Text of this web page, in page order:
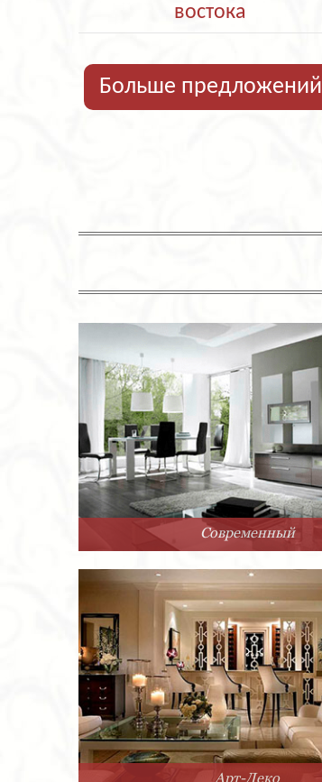
востока
Больше предложений
Современный
Арт-Деко